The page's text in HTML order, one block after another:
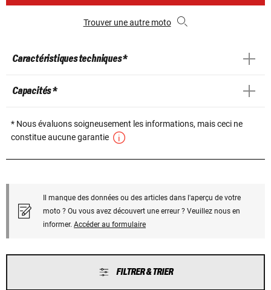
Trouver une autre moto
Caractéristiques techniques *
Capacités *
* Nous évaluons soigneusement les informations, mais ceci ne
constitue aucune garantie
Il manque des données ou des articles dans l'aperçu de votre
moto ? Ou vous avez découvert une erreur ? Veuillez nous en
informer. Accéder au formulaire
FILTRER & TRIER